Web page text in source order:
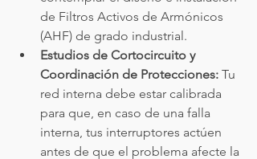
de Filtros Activos de Armónicos
(AHF) de grado industrial.
Estudios de Cortocircuito y
Coordinación de Protecciones: Tu
red interna debe estar calibrada
para que, en caso de una falla
interna, tus interruptores actúen
antes de que el problema afecte la